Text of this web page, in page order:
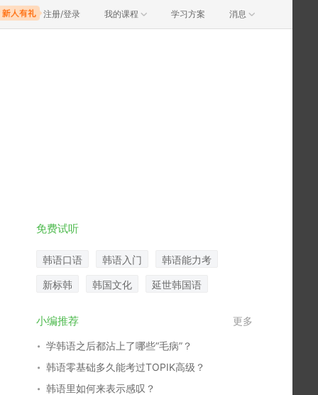
注册/登录 我的课程 学习方案 消息
免费试听
韩语口语 韩语入门 韩语能力考
新标韩 韩国文化 延世韩国语
小编推荐 更多
学韩语之后都沾上了哪些“毛病”？
韩语零基础多久能考过TOPIK高级？
韩语里如何来表示感叹？